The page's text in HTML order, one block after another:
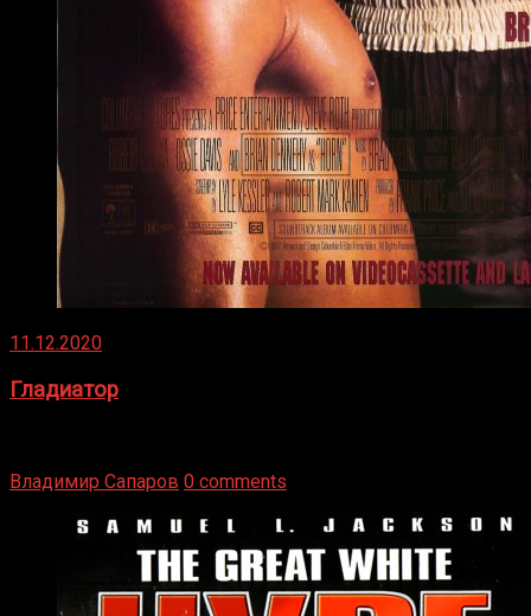
11.12.2020
Гладиатор
Владимир Сапаров 0 comments